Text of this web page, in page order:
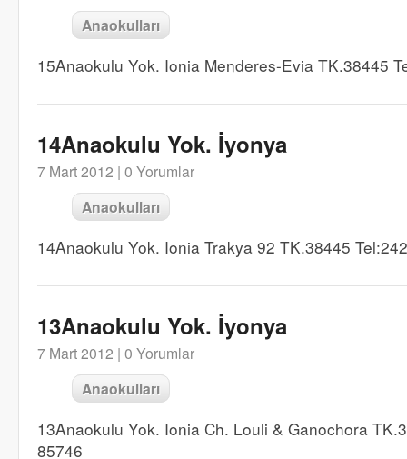
Anaokulları
15Anaokulu Yok. Ionia Menderes-Evia TK.38445
14Anaokulu Yok. İyonya
7 Mart 2012 | 0 Yorumlar
Anaokulları
14Anaokulu Yok. Ionia Trakya 92 TK.38445
13Anaokulu Yok. İyonya
7 Mart 2012 | 0 Yorumlar
Anaokulları
13Anaokulu Yok. Ionia Ch. Louli & Ganochora
85746